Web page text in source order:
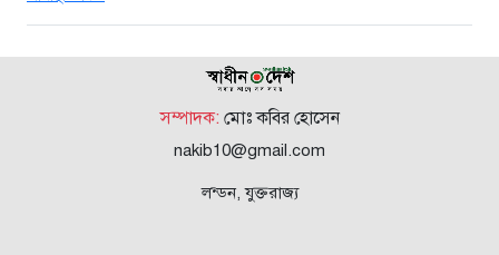
সম্পাদক: মোঃ কবির হোসেন
nakib10@gmail.com
লন্ডন, যুক্তরাজ্য